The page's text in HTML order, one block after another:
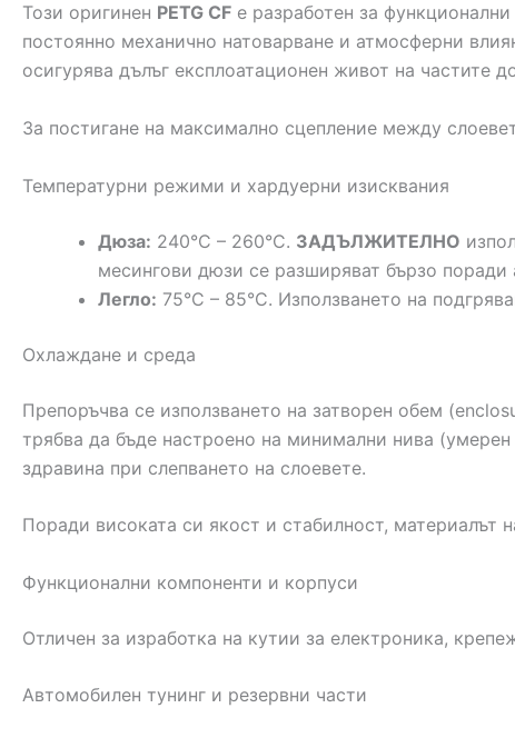
Този оригинен PETG CF е разработен за
постоянно механично натоварване и атмосферни
осигурява дълъг експлоатационен живот на частите
За постигане на максимално сцепление между
Температурни режими и хардуерни изисквания
Дюза: 240°C – 260°C. ЗАДЪЛЖИТЕЛНО
месингови дюзи се разширяват бързо поради
Легло: 75°C – 85°C. Използването на
Охлаждане и среда
Препоръчва се използването на затворен обем
трябва да бъде настроено на минимални нива
здравина при слепването на слоевете.
Поради високата си якост и стабилност,
Функционални компоненти и корпуси
Отличен за изработка на кутии за електроника,
Автомобилен тунинг и резервни части